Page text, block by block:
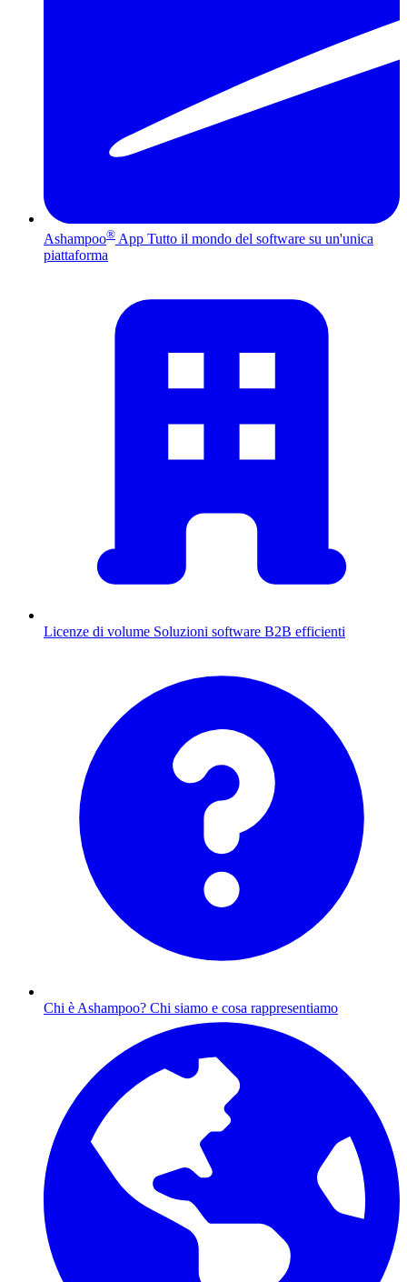
Ashampoo® App Tutto il mondo del software su un'unica
piattaforma
Licenze di volume Soluzioni software B2B efficienti
Chi è Ashampoo? Chi siamo e cosa rappresentiamo